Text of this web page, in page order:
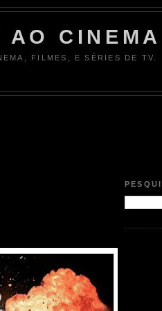
CINEMA
FILMES, E SÉRIES DE TV.